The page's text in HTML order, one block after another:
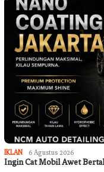
IKLAN 6 Agustus 2026
Ingin Cat Mobil Awet